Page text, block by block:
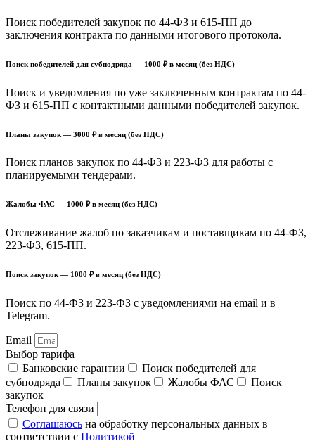
Поиск победителей закупок по 44-ФЗ и 615-ПП до
заключения контракта по данными итогового протокола.
Поиск победителей для субподряда — 1000 ₽ в месяц (без НДС)
Поиск и уведомления по уже заключенным контрактам по 44-
ФЗ и 615-ПП с контактными данными победителей закупок.
Планы закупок — 3000 ₽ в месяц (без НДС)
Поиск планов закупок по 44-ФЗ и 223-ФЗ для работы с
планируемыми тендерами.
Жалобы ФАС — 1000 ₽ в месяц (без НДС)
Отслеживание жалоб по заказчикам и поставщикам по 44-ФЗ,
223-ФЗ, 615-ПП.
Поиск закупок — 1000 ₽ в месяц (без НДС)
Поиск по 44-ФЗ и 223-ФЗ с уведомлениями на email и в
Telegram.
Email
Выбор тарифа
Банковские гарантии
Поиск победителей для
субподряда
Планы закупок Жалобы ФАС
Поиск
закупок
Телефон для связи
Соглашаюсь на обработку персональных данных в
соответствии с Политикой